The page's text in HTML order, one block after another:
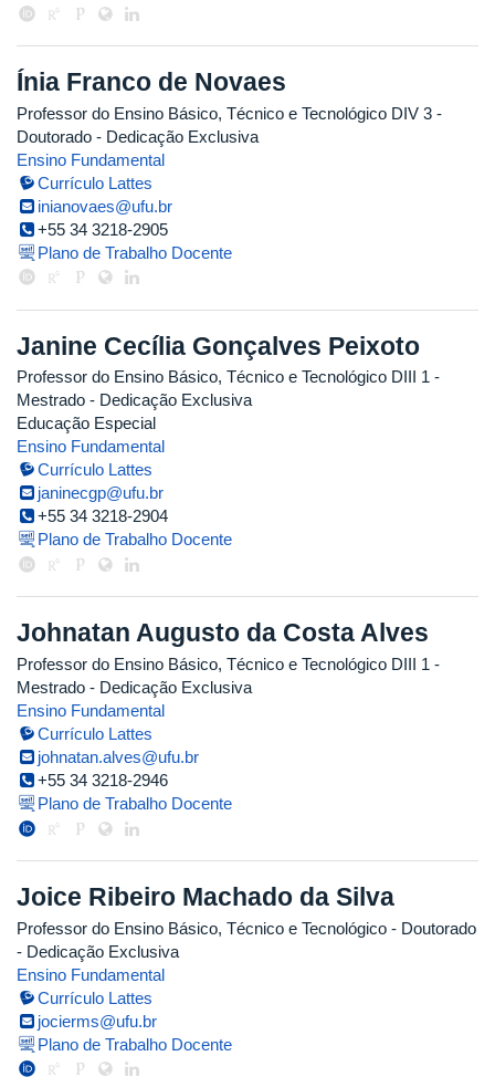
Ínia Franco de Novaes
Professor do Ensino Básico, Técnico e Tecnológico DIV 3 -
Doutorado - Dedicação Exclusiva
Ensino Fundamental
Currículo Lattes
inianovaes@ufu.br
+55 34 3218-2905
Plano de Trabalho Docente
Janine Cecília Gonçalves Peixoto
Professor do Ensino Básico, Técnico e Tecnológico DIII 1 -
Mestrado - Dedicação Exclusiva
Educação Especial
Ensino Fundamental
Currículo Lattes
janinecgp@ufu.br
+55 34 3218-2904
Plano de Trabalho Docente
Johnatan Augusto da Costa Alves
Professor do Ensino Básico, Técnico e Tecnológico DIII 1 -
Mestrado - Dedicação Exclusiva
Ensino Fundamental
Currículo Lattes
johnatan.alves@ufu.br
+55 34 3218-2946
Plano de Trabalho Docente
Joice Ribeiro Machado da Silva
Professor do Ensino Básico, Técnico e Tecnológico - Doutorado
- Dedicação Exclusiva
Ensino Fundamental
Currículo Lattes
jocierms@ufu.br
Plano de Trabalho Docente